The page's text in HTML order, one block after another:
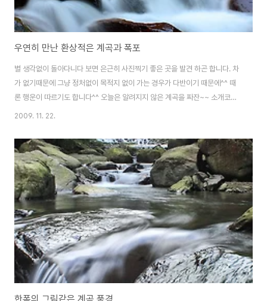
우연히 만난 환상적은 계곡과 폭포
별 생각없이 돌아다니다 보면 은근히 사진찍기 좋은 곳을 발견 하곤 합니다. 차
가 없기때문에 그냥 정처없이 목적지 없이 가는 경우가 다반이기 때문에^^ 때
론 행운이 따르기도 합니다^^ 오늘은 알려지지 않은 계곡을 짜잔~~ 소개코자
합니다 아주 작은 폭포? 폭포라고 해도 될까요? 폭포사이로 빛내림이 이 계곡
하게 놀 수 있을 것 같지 않나요?^^ 그리고 조금 더 밑으로 내려갔습니다. ND8
필터를 사용해서 물 흐름을 한번 담아봤습니다. 얼마전에 빛으로님 포스팅이
생각나네요^^ 사진으로 담은 계곡은 느낌이 많이 틀리죠.. 사진이 아닌...실제
로 가서 계곡의 졸졸졸 물소리도 듣고~ 신선한 산내음을 맡아보는게 정말 최고
인듯~~ 전..오늘 잠시..
2009. 11. 22.